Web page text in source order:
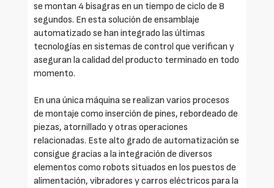
se montan 4 bisagras en un tiempo de ciclo de 8
segundos. En esta solución de ensamblaje
automatizado se han integrado las últimas
tecnologías en sistemas de control que verifican y
aseguran la calidad del producto terminado en todo
momento.
En una única máquina se realizan varios procesos
de montaje como inserción de pines, rebordeado de
piezas, atornillado y otras operaciones
relacionadas. Este alto grado de automatización se
consigue gracias a la integración de diversos
elementos como robots situados en los puestos de
alimentación, vibradores y carros eléctricos para la